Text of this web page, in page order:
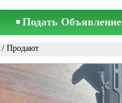
Подать Объявление
/ Продают